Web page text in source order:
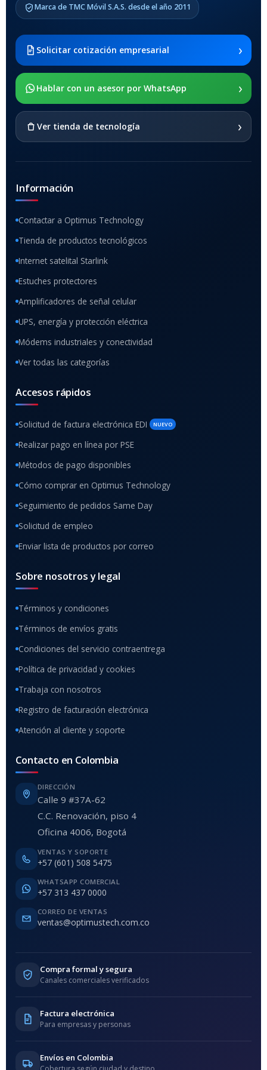
2021 SM-x200 / Samsung
Galaxy Tab A8 10.5 2021 SM-
x205
SOPORTE DE APOYO
Marca de TMC Móvil S.A.S. desde el año 2011
Solicitar cotización empresarial ›
Hablar con un asesor por WhatsApp ›
Ver tienda de tecnología ›
Información
Contactar a Optimus Technology
Tienda de productos tecnológicos
Internet satelital Starlink
Estuches protectores
Amplificadores de señal celular
UPS, energía y protección eléctrica
Módems industriales y conectividad
Ver todas las categorías
Accesos rápidos
Solicitud de factura electrónica EDI NUEVO
Realizar pago en línea por PSE
Métodos de pago disponibles
Cómo comprar en Optimus Technology
Seguimiento de pedidos Same Day
Solicitud de empleo
Enviar lista de productos por correo
Sobre nosotros y legal
Términos y condiciones
Términos de envíos gratis
Condiciones del servicio contraentrega
Política de privacidad y cookies
Trabaja con nosotros
Registro de facturación electrónica
Atención al cliente y soporte
Contacto en Colombia
DIRECCIÓN
Calle 9 #37A-62
C.C. Renovación, piso 4
Oficina 4006, Bogotá
VENTAS Y SOPORTE
+57 (601) 508 5475
WHATSAPP COMERCIAL
+57 313 437 0000
CORREO DE VENTAS
ventas@optimustech.com.co
Compra formal y segura
Canales comerciales verificados
Factura electrónica
Para empresas y personas
Envíos en Colombia